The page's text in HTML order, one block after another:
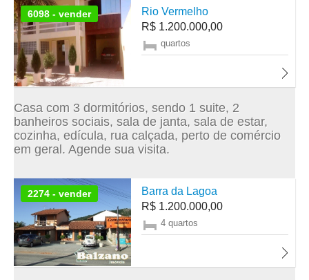
6098 - vender
Rio Vermelho
R$ 1.200.000,00
quartos
Casa com 3 dormitórios, sendo 1 suite, 2
banheiros sociais, sala de janta, sala de estar,
cozinha, edícula, rua calçada, perto de comércio
em geral. Agende sua visita.
2274 - vender
Barra da Lagoa
R$ 1.200.000,00
4 quartos